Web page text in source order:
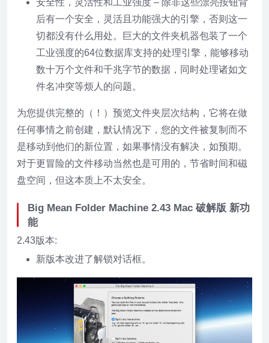
安全性，灵活性和工业强度 – 除非这些漂亮按钮背
后有一个安全，灵活且功能强大的引擎，否则这一
切都没有什么用处。巨大的文件夹机器包装了一个
工业强度的64位数据库支持的处理引擎，能够移动
数十万个文件和千兆字节的数据，同时处理诸如文
件名冲突等烦人的问题。
为您提供完整的（！）预览文件夹层次结构，它将在做
任何事情之前创建，默认情况下，您的文件被复制而不
是移动到他们的新位置，如果事情没有解决，如预期。
对于更冒险的文件移动当然也是可用的，节省时间和磁
盘空间，但这本质上不太安全。
Big Mean Folder Machine 2.43 Mac 破解版 新功
能
2.43版本:
新版本改进了解锁对话框。